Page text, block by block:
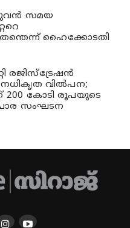
സമയ
ഹൈക്കോടതി
രജിസ്‌ട്രേഷന്‍
വില്‍പന;
200 കോടി രൂപയുടെ
സംഘടന